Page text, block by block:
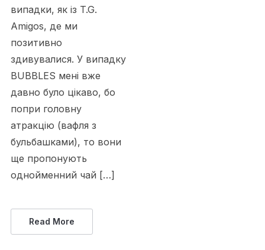
випадки, як із T.G.
Amigos, де ми
позитивно
здивувалися. У випадку
BUBBLES мені вже
давно було цікаво, бо
попри головну
атракцію (вафля з
бульбашками), то вони
ще пропонують
однойменний чай […]
Read More